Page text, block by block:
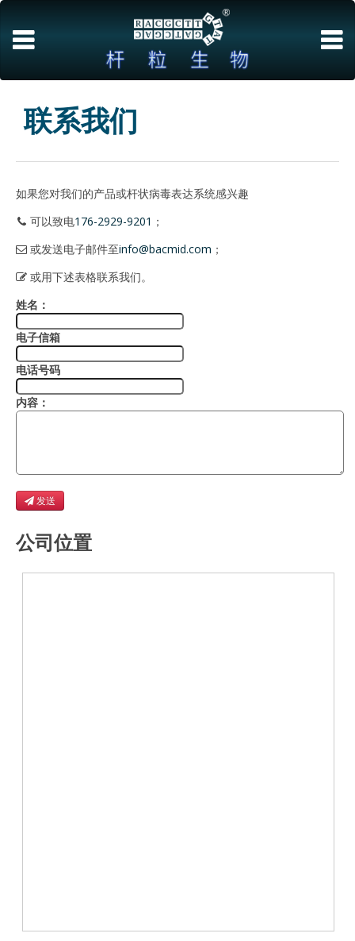
联系我们
如果您对我们的产品或杆状病毒表达系统感兴趣
可以致电176-2929-9201 ；
或发送电子邮件至info@bacmid.com ；
或用下述表格联系我们。
姓名：
电子信箱
电话号码
内容：
发送
公司位置